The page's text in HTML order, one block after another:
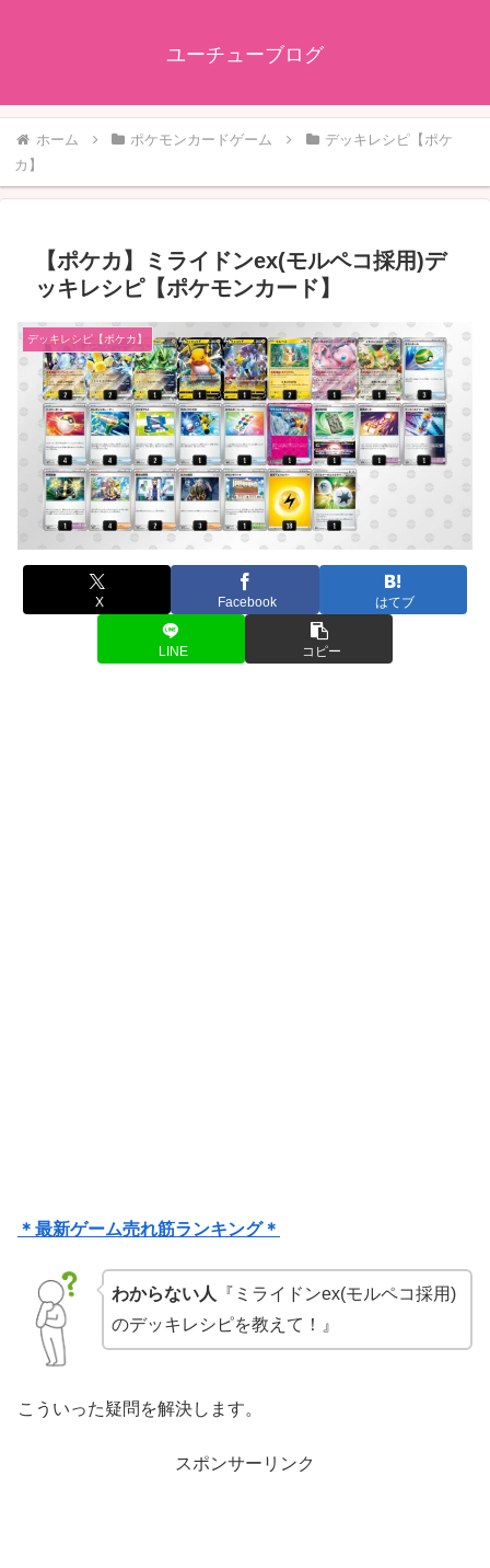
ユーチューブログ
ホーム ポケモンカードゲーム
デッキレシピ【ポケ
カ】
【ポケカ】ミライドンex(モルペコ採用)デ
ッキレシピ【ポケモンカード】
デッキレシピ【ポケカ】
X Facebook はてブ
LINE コピー
＊最新ゲーム売れ筋ランキング＊
わからない人 『ミライドンex(モルペコ採用)
のデッキレシピを教えて！』
こういった疑問を解決します。
スポンサーリンク